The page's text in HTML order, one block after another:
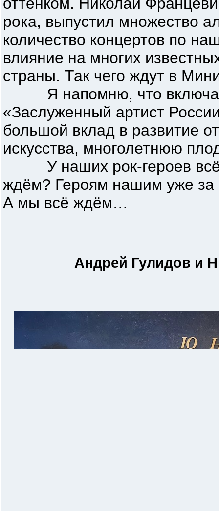
рока, выпустил множество
количество концертов по
влияние на многих
страны. Так чего ждут в
Я напомню, что
«Заслуженный артист
большой вклад в развитие
искусства, многолетнюю
У наших рок-героев всё
ждём? Героям нашим уже за
А мы всё ждём…
Андрей Гулидов и